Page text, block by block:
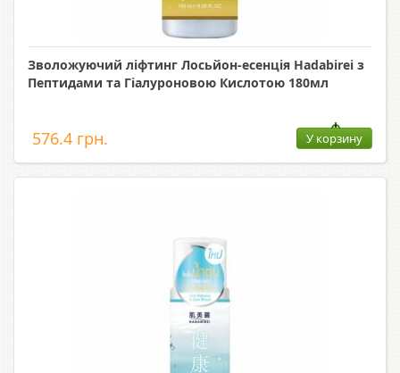
Зволожуючий ліфтинг Лосьйон-есенція Hadabirei з
Пептидами та Гіалуроновою Кислотою 180мл
576.4 грн. У корзину